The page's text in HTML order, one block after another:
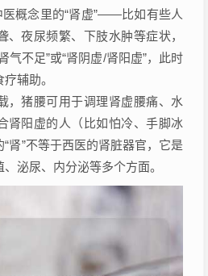
医概念里的“肾虚”——比如有些人
、夜尿频繁、下肢水肿等症状，
气不足”或“肾阴虚/肾阳虚”，此时
辅助。
，猪腰可用于调理肾虚腰痛、水
肾阳虚的人（比如怕冷、手脚冰
肾”不等于西医的肾脏器官，它是
泌尿、内分泌等多个方面。